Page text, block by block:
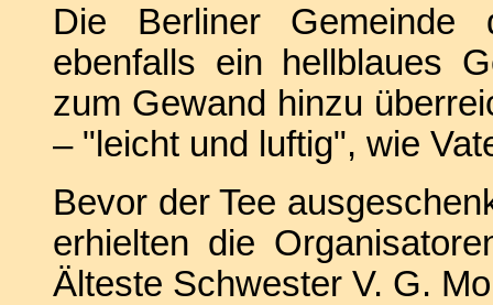
Die Berliner Gemeinde
ebenfalls ein hellblaues
zum Gewand hinzu
– "leicht und luftig", wie
Bevor der Tee
erhielten die
Älteste Schwester V. G.